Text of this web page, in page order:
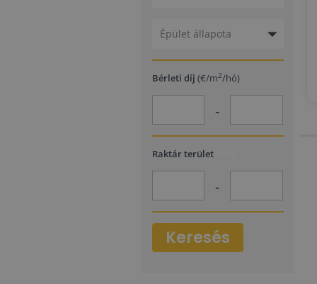
Épület állapota
Bérleti díj (€/m2/hó)
-
Raktár terület
-
Keresés